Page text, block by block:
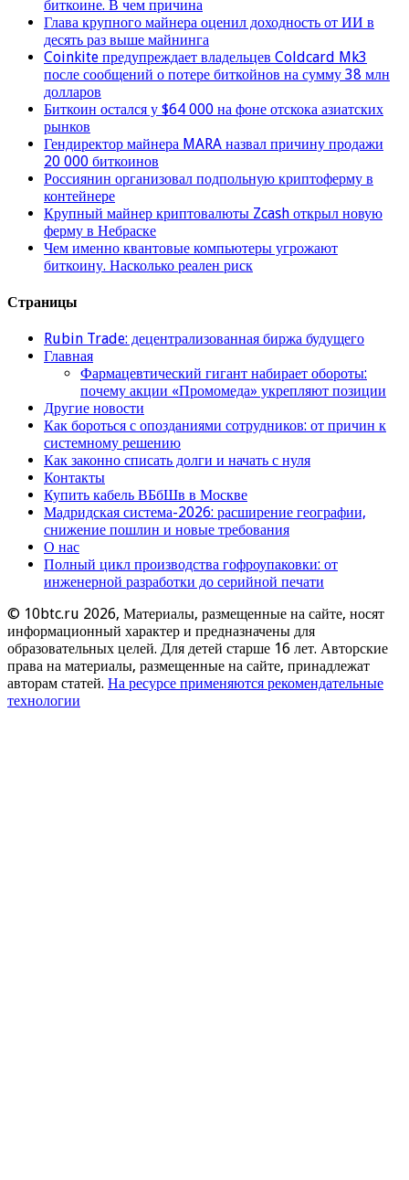
биткоине. В чем причина
Глава крупного майнера оценил доходность от ИИ в
десять раз выше майнинга
Coinkite предупреждает владельцев Coldcard Mk3
после сообщений о потере биткойнов на сумму 38 млн
долларов
Биткоин остался у $64 000 на фоне отскока азиатских
рынков
Гендиректор майнера MARA назвал причину продажи
20 000 биткоинов
Россиянин организовал подпольную криптоферму в
контейнере
Крупный майнер криптовалюты Zcash открыл новую
ферму в Небраске
Чем именно квантовые компьютеры угрожают
биткоину. Насколько реален риск
Страницы
Rubin Trade: децентрализованная биржа будущего
Главная
Фармацевтический гигант набирает обороты:
почему акции «Промомеда» укрепляют позиции
Другие новости
Как бороться с опозданиями сотрудников: от причин к
системному решению
Как законно списать долги и начать с нуля
Контакты
Купить кабель ВБбШв в Москве
Мадридская система-2026: расширение географии,
снижение пошлин и новые требования
О нас
Полный цикл производства гофроупаковки: от
инженерной разработки до серийной печати
© 10btc.ru 2026, Материалы, размещенные на сайте, носят
информационный характер и предназначены для
образовательных целей. Для детей старше 16 лет. Авторские
права на материалы, размещенные на сайте, принадлежат
авторам статей. На ресурсе применяются рекомендательные
технологии